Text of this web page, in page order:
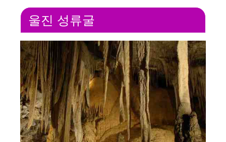
울진 성류굴